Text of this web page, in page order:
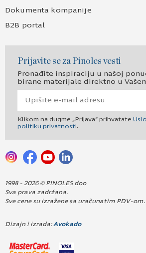
Dokumenta kompanije
B2B portal
Prijavite se za Pinoles vesti
Pronađite inspiraciju u našoj
birane materijale direktno u
Klikom na dugme „Prijava“ prihvatate
politiku privatnosti.
1998 - 2026 © PINOLES doo
Sva prava zadržana.
Sve cene su izražene sa uračunatim PDV-om.
Dizajn i izrada: Avokado